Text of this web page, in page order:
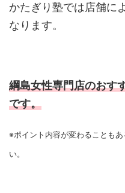
かたぎり塾では店舗に
なります。
綱島女性専門店のおす
です。
※ポイント内容が変わることも
い。